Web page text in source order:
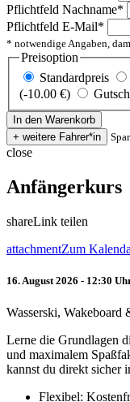
Pflichtfeld Nachname*
Pflichtfeld E-Mail*
* notwendige Angaben,
Preisoption
Standardpreis
(-10.00 €)
close
Anfängerkurs
shareLink teilen
attachmentZum
16. August 2026 - 12:30
Wasserski, Wakeboard
Lerne die Grundlagen
und maximalem
kannst du direkt sicher
Flexibel: